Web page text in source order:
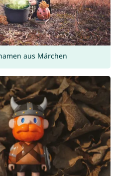
aus Märchen